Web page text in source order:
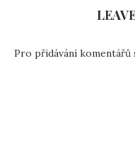
Pro přidávání komentářů